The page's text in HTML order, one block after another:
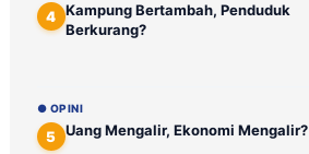
4 Kampung Bertambah, Penduduk
Berkurang?
● OPINI
5 Uang Mengalir, Ekonomi Mengalir?